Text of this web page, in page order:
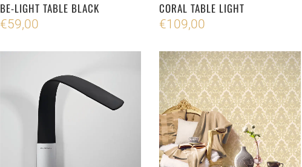
BE-LIGHT TABLE BLACK
€59,00
CORAL TABLE LIGHT
€109,00